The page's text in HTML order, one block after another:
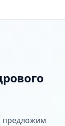
предложим